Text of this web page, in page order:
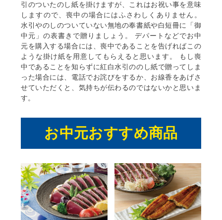
引のついたのし紙を掛けますが、これはお祝い事を意味
しますので、喪中の場合にはふさわしくありません。
水引やのしのついていない無地の奉書紙や白短冊に「御
中元」の表書きで贈りましょう。 デパートなどでお中
元を購入する場合には、喪中であることを告げればこの
ような掛け紙を用意してもらえると思います。 もし喪
中であることを知らずに紅白水引ののし紙で贈ってしま
った場合には、電話でお詫びをするか、お線香をあげさ
せていただくと、気持ちが伝わるのではないかと思いま
す。
お中元おすすめ商品